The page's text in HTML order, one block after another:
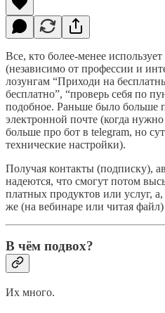
Все, кто более-менее
(независимо от профессии и
лозунгам “Приходи на
бесплатно”, “проверь себя по
подобное. Раньше было больше
электронной почте (когда
больше про бот в telegram, но
технические настройки).
Получая контакты (подписку),
надеются, что смогут потом
платных продуктов или услуг, а,
же (на вебинаре или читая файл)
В чём подвох?
Их много.